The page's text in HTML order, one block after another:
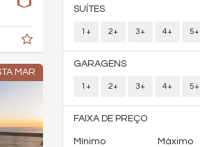
SUÍTES
1+ 2+ 3+ 4+ 5+
GARAGENS
1+ 2+ 3+ 4+ 5+
FAIXA DE PREÇO
Mínimo Máximo
MAR